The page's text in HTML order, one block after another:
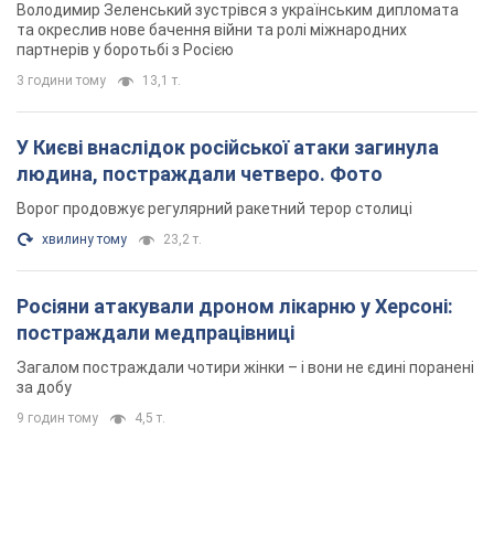
Володимир Зеленський зустрівся з українським дипломата
та окреслив нове бачення війни та ролі міжнародних
партнерів у боротьбі з Росією
3 години тому 13,1 т.
У Києві внаслідок російської атаки загинула
людина, постраждали четверо. Фото
Ворог продовжує регулярний ракетний терор столиці
хвилину тому 23,2 т.
Росіяни атакували дроном лікарню у Херсоні:
постраждали медпрацівниці
Загалом постраждали чотири жінки – і вони не єдині поранені
за добу
9 годин тому 4,5 т.